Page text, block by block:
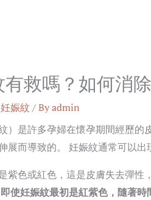
救嗎？如何消
妊娠紋/ Byadmin
）是許多孕婦在懷孕期間經歷
展而導致的。 妊娠紋通常可以
紫色或紅色，這是皮膚失去彈
即使妊娠紋最初是紅紫色，隨著時